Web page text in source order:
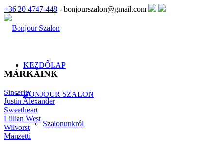
+36 20 4747-448 - bonjourszalon@gmail.com
KEZDŐLAP
BONJOUR SZALON
Szalonunkról
MÁRKÁINK
Sincerity
Justin Alexander
Sweetheart
Lillian West
Wilvorst
Manzetti